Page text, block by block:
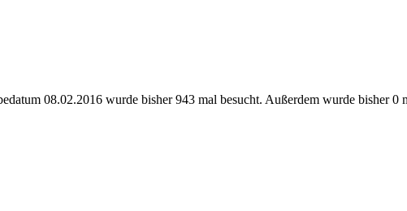
08.02.2016 wurde bisher 943 mal besucht. Außerdem wurde bisher 0